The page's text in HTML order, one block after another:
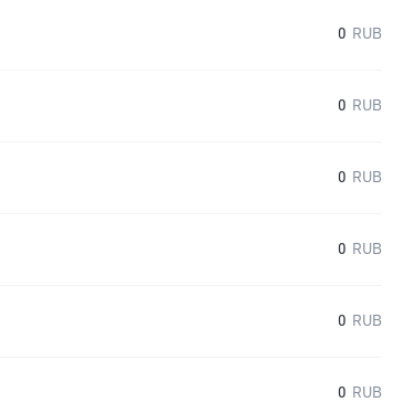
0 RUB
0 RUB
0 RUB
0 RUB
0 RUB
0 RUB